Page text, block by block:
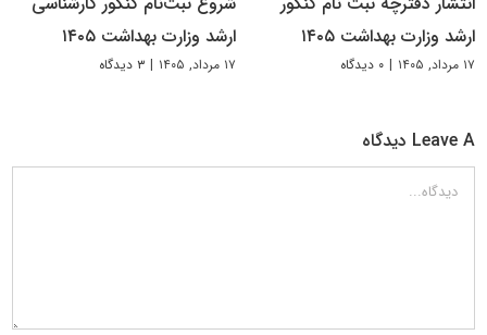
ارشد وزارت بهداشت ۱۴۰۵
۱۷ مرداد, ۱۴۰۵ | ۰ دیدگاه
ارشد وزارت بهداشت ۱۴۰۵
۱۷ مرداد, ۱۴۰۵ | ۳ دیدگاه
Leave A دیدگاه
دیدگاه